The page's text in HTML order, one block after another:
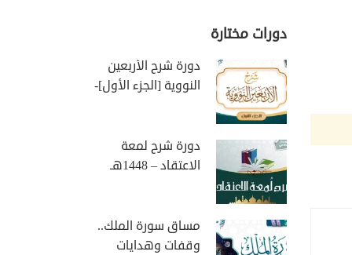
دورات مختارة
دورة شرح الأربعين
النووية [الجزء الأول]-
دورة شرح لمعة
الاعتقاد – 1448هـ
مساق سورة الملك..
وقفات وهدايات